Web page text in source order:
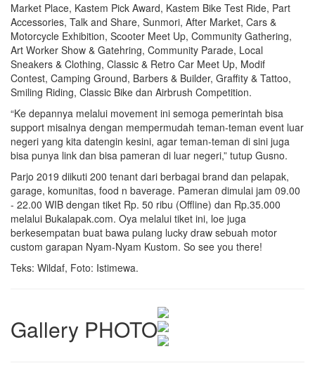
Market Place, Kastem Pick Award, Kastem Bike Test Ride, Part
Accessories, Talk and Share, Sunmori, After Market, Cars &
Motorcycle Exhibition, Scooter Meet Up, Community Gathering,
Art Worker Show & Gatehring, Community Parade, Local
Sneakers & Clothing, Classic & Retro Car Meet Up, Modif
Contest, Camping Ground, Barbers & Builder, Graffity & Tattoo,
Smiling Riding, Classic Bike dan Airbrush Competition.
“Ke depannya melalui movement ini semoga pemerintah bisa
support misalnya dengan mempermudah teman-teman event luar
negeri yang kita datengin kesini, agar teman-teman di sini juga
bisa punya link dan bisa pameran di luar negeri,” tutup Gusno.
Parjo 2019 diikuti 200 tenant dari berbagai brand dan pelapak,
garage, komunitas, food n baverage. Pameran dimulai jam 09.00
- 22.00 WIB dengan tiket Rp. 50 ribu (Offline) dan Rp.35.000
melalui Bukalapak.com. Oya melalui tiket ini, loe juga
berkesempatan buat bawa pulang lucky draw sebuah motor
custom garapan Nyam-Nyam Kustom. So see you there!
Teks: Wildaf, Foto: Istimewa.
Gallery PHOTO